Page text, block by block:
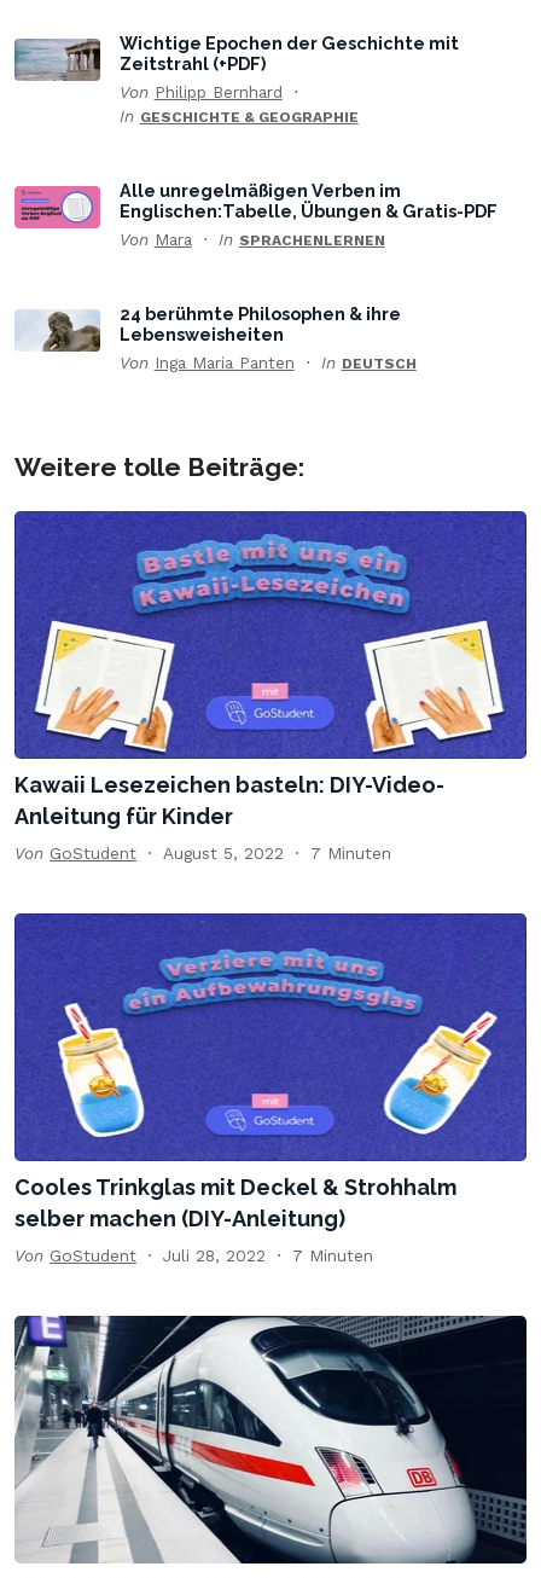
Wichtige Epochen der Geschichte mit
Zeitstrahl (+PDF)
Von Philipp Bernhard
In GESCHICHTE & GEOGRAPHIE
Alle unregelmäßigen Verben im
Englischen:Tabelle, Übungen & Gratis-PDF
Von Mara In SPRACHENLERNEN
24 berühmte Philosophen & ihre
Lebensweisheiten
Von Inga Maria Panten In DEUTSCH
Weitere tolle Beiträge:
Kawaii Lesezeichen basteln: DIY-Video-
Anleitung für Kinder
Von GoStudent August 5, 2022 7 Minuten
Cooles Trinkglas mit Deckel & Strohhalm
selber machen (DIY-Anleitung)
Von GoStudent Juli 28, 2022 7 Minuten